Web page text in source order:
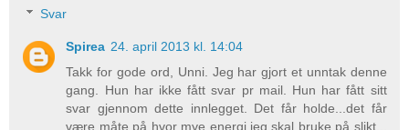
Svar
Spirea 24. april 2013 kl. 14:04
Takk for gode ord, Unni. Jeg har gjort et unntak denne
gang. Hun har ikke fått svar pr mail. Hun har fått sitt
svar gjennom dette innlegget. Det får holde...det får
være måte på hvor mye energi jeg skal bruke på slikt...